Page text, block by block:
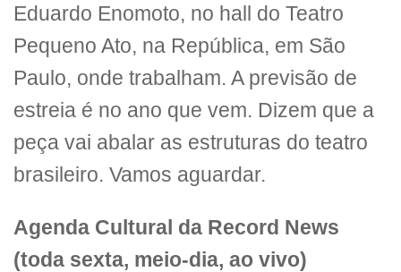
Eduardo Enomoto, no hall do Teatro
Pequeno Ato, na República, em São
Paulo, onde trabalham. A previsão de
estreia é no ano que vem. Dizem que a
peça vai abalar as estruturas do teatro
brasileiro. Vamos aguardar.
Agenda Cultural da Record News
(toda sexta, meio-dia, ao vivo)